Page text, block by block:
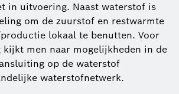
in uitvoering. Naast waterstof is
om de zuurstof en restwarmte
lokaal te benutten. Voor
kijkt men naar mogelijkheden in de
op de waterstof
waterstofnetwerk.